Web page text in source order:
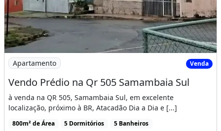
Imagem: Vendo Prédio na Qr 505 Samambaia Sul
Apartamento Venda
Vendo Prédio na Qr 505 Samambaia Sul
à venda na QR 505, Samambaia Sul, em excelente
localização, próximo à BR, Atacadão Dia a Dia e [...]
800m² de Área 5 Dormitórios 5 Banheiros